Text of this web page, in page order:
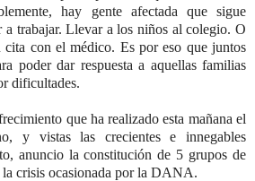
hay gente afectada que sigue
a trabajar. Llevar a los niños al colegio. O
cita con el médico. Es por eso que juntos
poder dar respuesta a aquellas familias
dificultades.
que ha realizado esta mañana el
y vistas las crecientes e innegables
anuncio la constitución de 5 grupos de
la crisis ocasionada por la DANA.